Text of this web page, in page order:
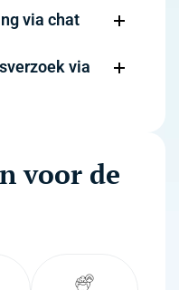
via chat
via
voor de